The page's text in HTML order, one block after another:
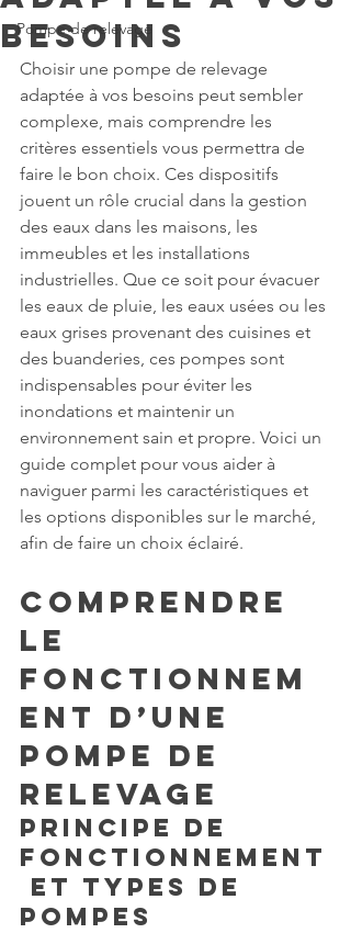
Pompe de relevage
besoins
Choisir une pompe de relevage
adaptée à vos besoins peut sembler
complexe, mais comprendre les
critères essentiels vous permettra de
faire le bon choix. Ces dispositifs
jouent un rôle crucial dans la gestion
des eaux dans les maisons, les
immeubles et les installations
industrielles. Que ce soit pour évacuer
les eaux de pluie, les eaux usées ou les
eaux grises provenant des cuisines et
des buanderies, ces pompes sont
indispensables pour éviter les
inondations et maintenir un
environnement sain et propre. Voici un
guide complet pour vous aider à
naviguer parmi les caractéristiques et
les options disponibles sur le marché,
afin de faire un choix éclairé.
Comprendre
le
Fonctionnem
ent d’une
Pompe de
Relevage
Principe de
Fonctionnement
et Types de
Pompes